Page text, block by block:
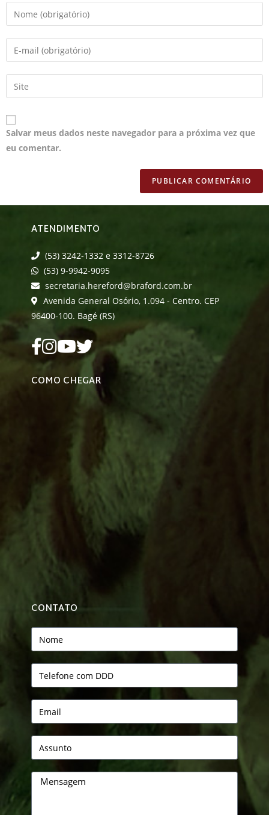
Salvar meus dados neste navegador para a próxima vez que
eu comentar.
ATENDIMENTO
(53) 3242-1332 e 3312-8726
(53) 9-9942-9095
secretaria.hereford@braford.com.br
Avenida General Osório, 1.094 - Centro. CEP
96400-100. Bagé (RS)
COMO CHEGAR
CONTATO